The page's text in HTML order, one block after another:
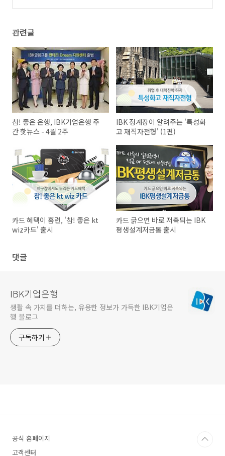
관련글
참! 좋은 은행, IBK기업은행 주
간 핫뉴스 - 4월 2주
IBK 정계장이 알려주는 '특성화
고 재직자전형' (1편)
카드 혜택이 홈런, '참! 좋은 kt
wiz카드' 출시
카드 긁으면 바로 저축되는 IBK
평생설계저금통 출시
댓글
IBK기업은행
생활 속 가치를 더하는, 유용한 정보가 가득한 IBK기업은
행 블로그
구독하기
공식 홈페이지
고객센터